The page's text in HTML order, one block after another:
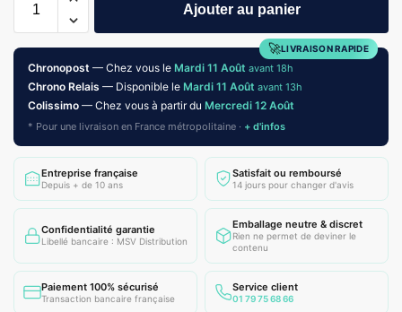
Ajouter au panier
🚀LIVRAISON RAPIDE
Chronopost — Chez vous le Mardi 11 Août avant 18h
Chrono Relais — Disponible le Mardi 11 Août avant 13h
Colissimo — Chez vous à partir du Mercredi 12 Août
* Pour une livraison en France métropolitaine · + d'infos
Entreprise française
Depuis + de 10 ans
Satisfait ou remboursé
14 jours pour changer d'avis
Confidentialité garantie
Libellé bancaire : MSV Distribution
Emballage neutre & discret
Rien ne permet de deviner le
contenu
Paiement 100% sécurisé
Transaction bancaire française
Service client
01 79 75 68 66